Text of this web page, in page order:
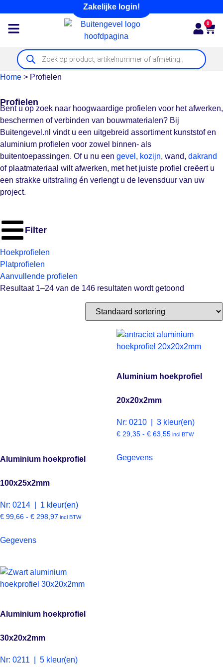
Zakelijke login!
0
Home > Profielen
Profielen
Bent u op zoek naar hoogwaardige profielen voor het afwerken,
beschermen of verbinden van bouwmaterialen? Bij
Buitengevel.nl vindt u een uitgebreid assortiment kunststof en
aluminium profielen voor zowel binnen- als
buitentoepassingen. Of u nu een gevel , kozijn, wand, dakrand
of plaatmateriaal wilt afwerken, met het juiste profiel creëert u
een strakke uitstraling én verlengt u de levensduur van uw
project.
Filter
Hoekprofielen
Platprofielen
Aanvullende profielen
Resultaat 1–24 van de 146 resultaten wordt getoond
Aluminium hoekprofiel
100x25x2mm
Nr: 0214 | 1 kleur(en)
€ 99,66 - € 298,97 incl BTW
Gegevens
Aluminium hoekprofiel
20x20x2mm
Nr: 0210 | 3 kleur(en)
€ 29,35 - € 63,55 incl BTW
Gegevens
Aluminium hoekprofiel
30x20x2mm
Nr: 0211 | 5 kleur(en)